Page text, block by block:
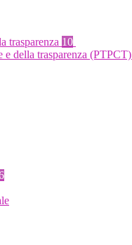
trasparenza 10
e della trasparenza (PTPCT)